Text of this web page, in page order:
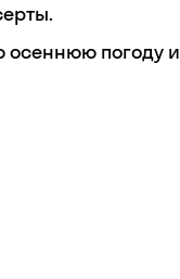
осеннюю погоду и